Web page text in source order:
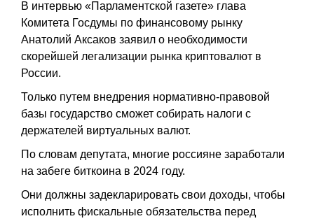
В интервью «Парламентской газете» глава
Комитета Госдумы по финансовому рынку
Анатолий Аксаков заявил о необходимости
скорейшей легализации рынка криптовалют в
России.
Только путем внедрения нормативно-правовой
базы государство сможет собирать налоги с
держателей виртуальных валют.
По словам депутата, многие россияне заработали
на забеге биткоина в 2024 году.
Они должны задекларировать свои доходы, чтобы
исполнить фискальные обязательства перед